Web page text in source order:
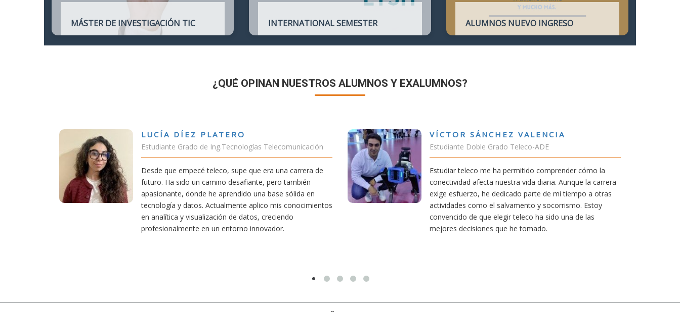
MÁSTER DE INVESTIGACIÓN TIC INTERNATIONAL SEMESTER ALUMNOS NUEVO INGRESO
¿QUÉ OPINAN NUESTROS ALUMNOS Y EXALUMNOS?
de Ing.Tecnologías Telecomunicación
teleco, supe que era una carrera de
camino desafiante, pero también
he aprendido una base sólida en
Actualmente aplico mis conocimientos
VÍCTOR SÁNCHEZ VALENCIA
Estudiante Doble Grado Teleco-ADE
Estudiar teleco me ha permitido comprender cómo la
conectividad afecta nuestra vida diaria. Aunque la carrera
exige esfuerzo, he dedicado parte de mi tiempo a otras
actividades como el salvamento y socorrismo. Estoy
convencido de que elegir teleco ha sido una de las
mejores decisiones que he tomado.
RUBÉN URRACA TORICES
Estudiante Grado de Ing.Tecnologías
En cualquier carrera necesitas una buena
mía siempre ha sido poder trabajar en Japón y
carrera de teleco me dará la oportunidad para
Aunque al principio parezca duro, uno siempre
mereció la pena por las múltiples
titulación ofrece.